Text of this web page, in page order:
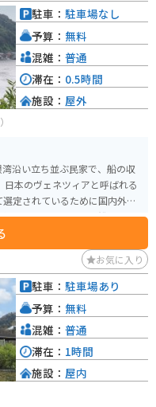
れています。 道の駅周辺は道
伊根町は、舟屋と
階部分が船のガレージ、2階部
いに約230軒が立ち並んでいま
イカ
トランや、町内の飲食店で、
沿い立ち並ぶ民家で、船の収
定されているために国内外に
業場となっており、船はその
爽快です。道幅は広く、ツー
駐車： 駐車場なし
予算： 無料
混雑： 普通
滞在： 0.5時間
施設： 屋外
お気に入り
駐車： 駐車場あり
予算： 無料
混雑： 普通
滞在： 1時間
施設： 屋内